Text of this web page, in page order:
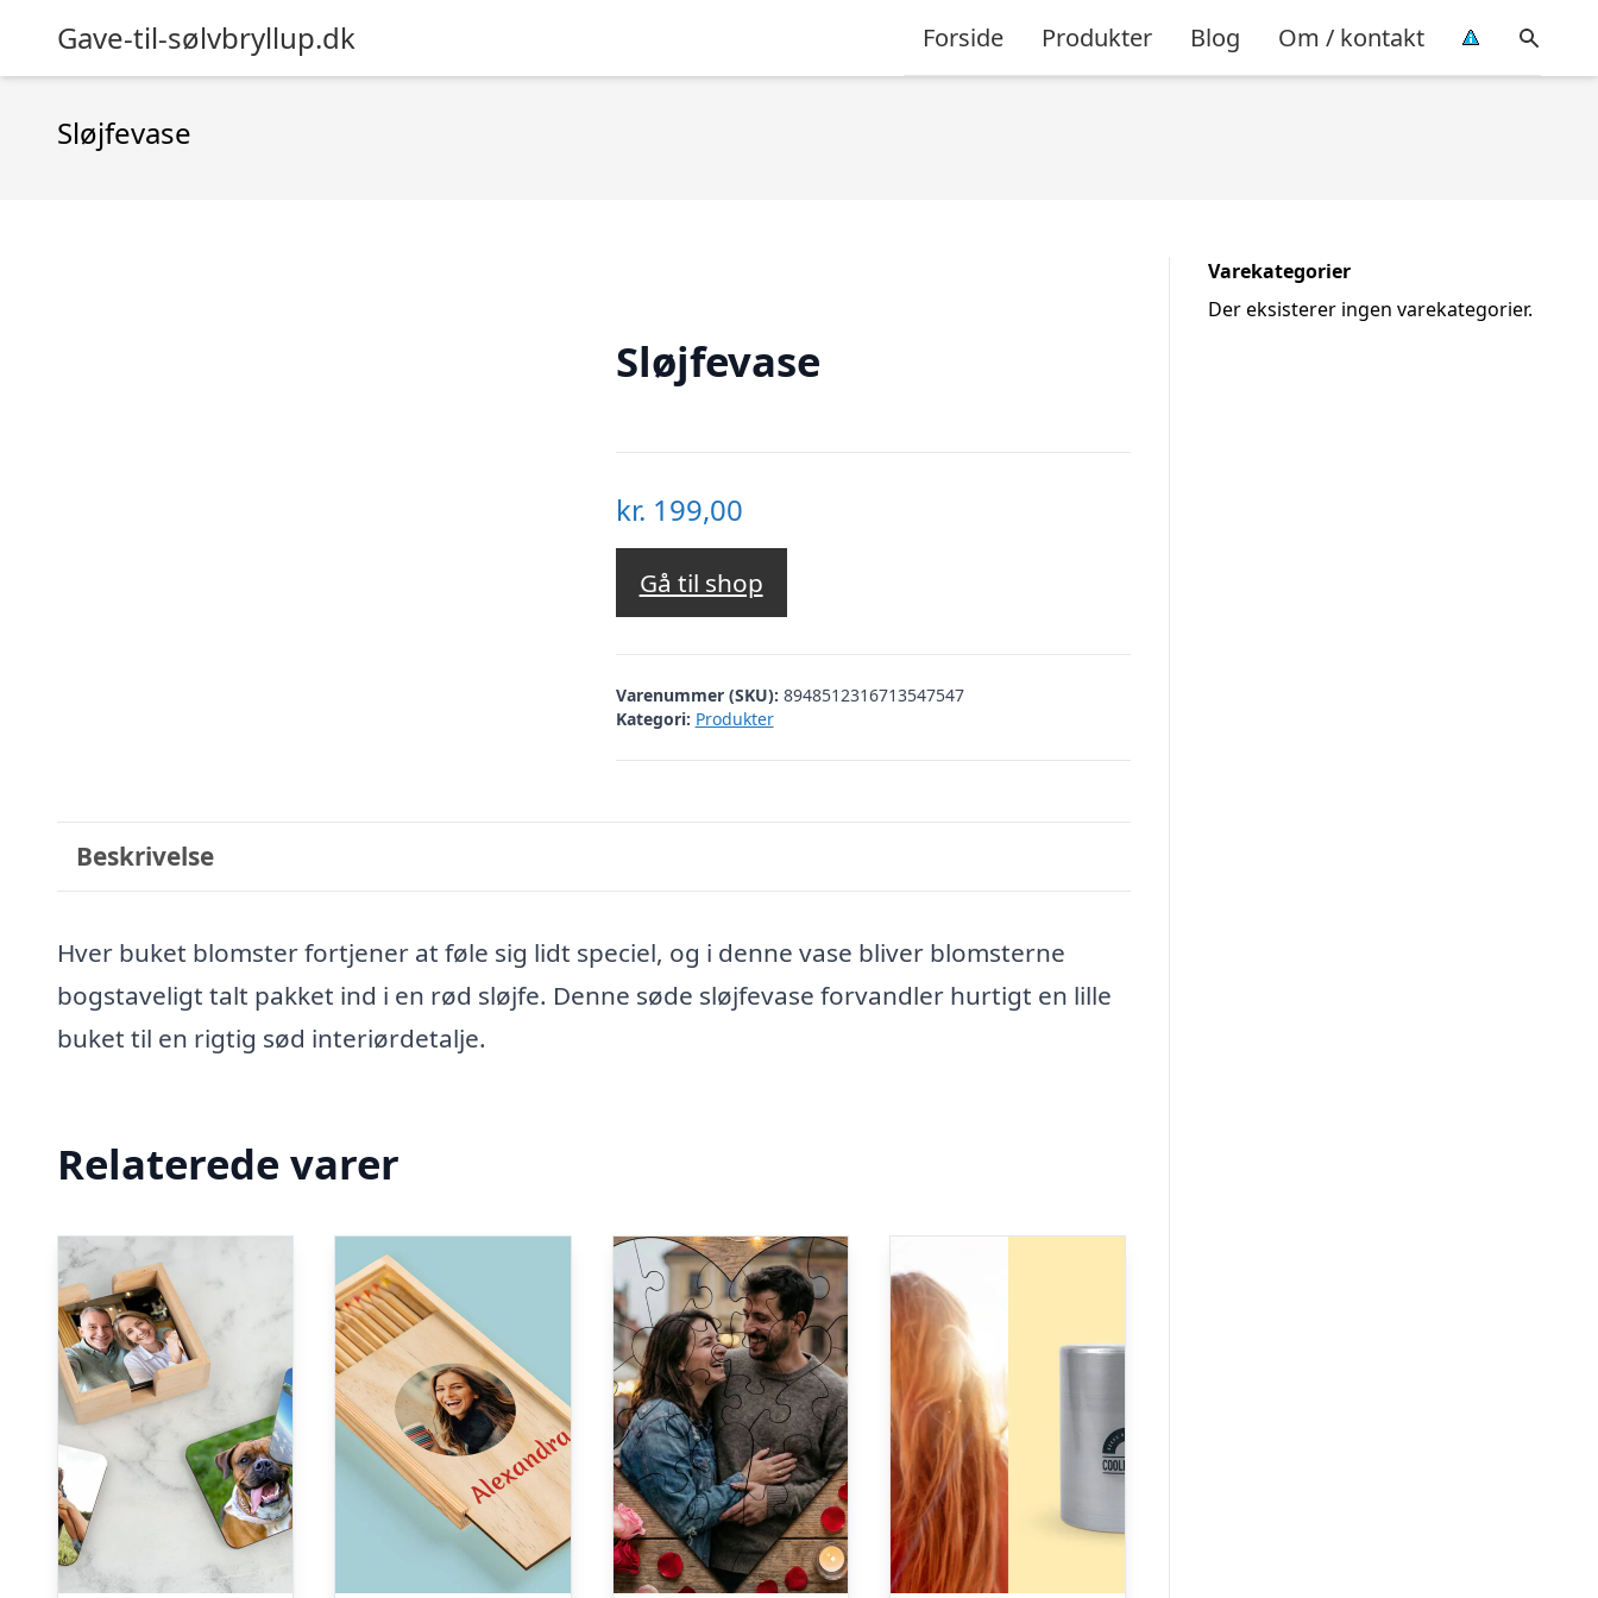
Gave-til-sølvbryllup.dk Forside Produkter Blog Om / kontakt
Sløjfevase
Sløjfevase
kr. 199,00
Gå til shop
Varenummer (SKU): 8948512316713547547
Kategori: Produkter
Beskrivelse
Hver buket blomster fortjener at føle sig lidt speciel, og i denne vase bliver blomsterne
bogstaveligt talt pakket ind i en rød sløjfe. Denne søde sløjfevase forvandler hurtigt en lille
buket til en rigtig sød interiørdetalje.
Relaterede varer
Varekategorier
Der eksisterer ingen varekategorier.